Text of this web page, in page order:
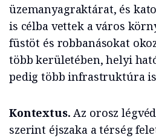
üzemanyagraktárat, és
is célba vettek a város
füstöt és robbanásokat
több kerületében, helyi
pedig több infrastruktúra
Kontextus.Az orosz
szerint éjszaka a térség